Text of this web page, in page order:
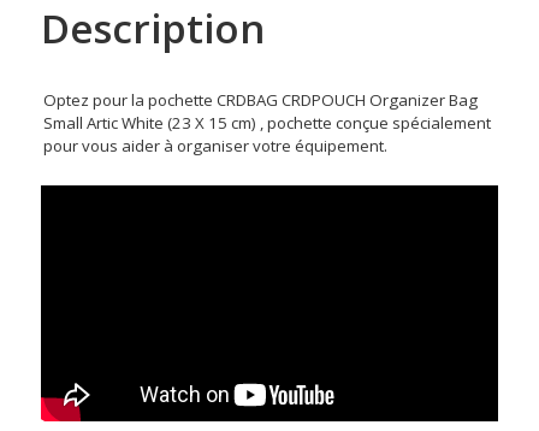
Description
Optez pour la pochette CRDBAG CRDPOUCH Organizer Bag
Small Artic White (23 X 15 cm) , pochette conçue spécialement
pour vous aider à organiser votre équipement.